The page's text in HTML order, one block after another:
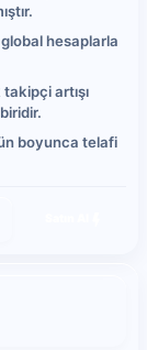
hesaplarla
artışı
boyunca telafi